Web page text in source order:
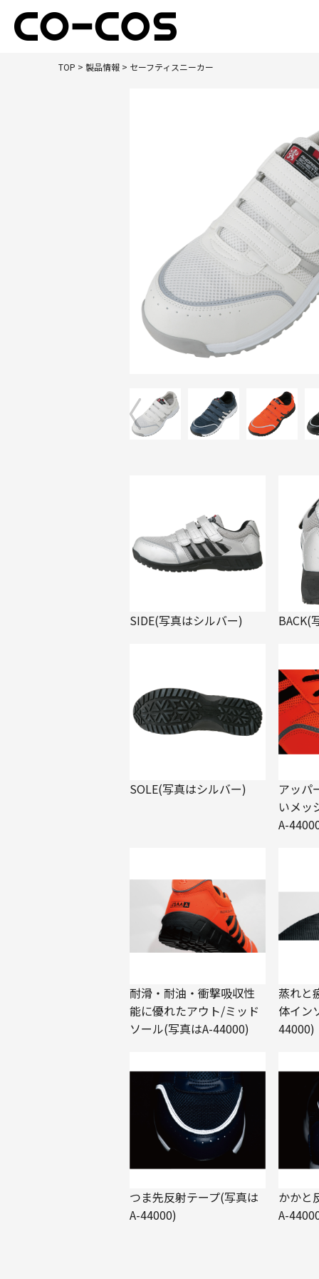
TOP > 製品情報 > セーフティスニーカー
SIDE(写真はシルバー) BACK(
SOLE(写真はシルバー)
アッパ
いメッ
A-
耐滑・耐油・衝撃吸収性
能に優れたアウト/ミッド
ソール(写真はA-44000)
蒸れと
体イン
44000)
つま先反射テープ(写真は
A-44000)
かかと
A-